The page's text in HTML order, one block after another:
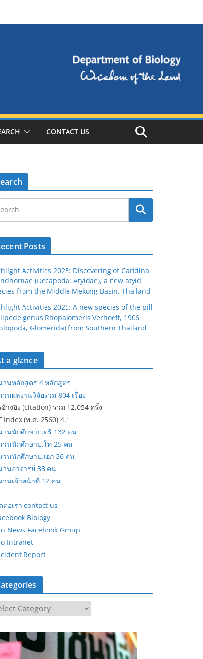
CONTACT US
Posts
Activities 2025: Discovering of Caridina
(Decapoda: Atyidae), a new atyid
from the Middle Mekong Basin, Thailand
Activities 2025: A new species of the pill
genus Rhopalomeris Verhoeff, 1906
Glomerida) from Southern Thailand
a glance
วนหลักสูตร 4 หลักสูตร
วนผลงานวิจัยรวม 804 เรื่อง
อ้างอิง (citation) รวม 12,054 ครั้ง
Index (พ.ศ. 2560) 4.1
วนนักศึกษาป.ตรี 132 คน
วนนักศึกษาป.โท 25 คน
วนนักศึกษาป.เอก 36 คน
วนอาจารย์ 33 คน
วนเจ้าหน้าที่ 12 คน
ต่อเรา contact us
Biology
News Facebook Group
Intranet
Report